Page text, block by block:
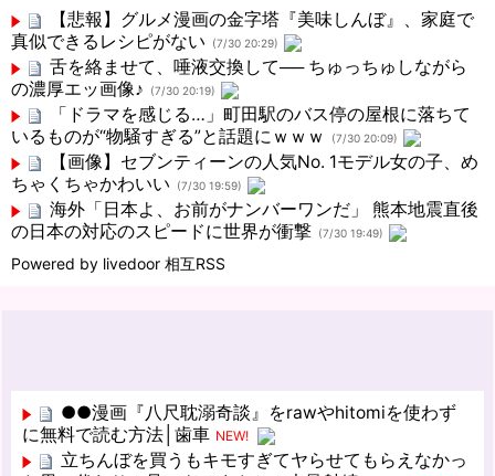
【悲報】グルメ漫画の金字塔『美味しんぼ』、家庭で
真似できるレシピがない
(7/30 20:29)
舌を絡ませて、唾液交換して── ちゅっちゅしながら
の濃厚エッ画像♪
(7/30 20:19)
「ドラマを感じる…」町田駅のバス停の屋根に落ちて
いるものが“物騒すぎる”と話題にｗｗｗ
(7/30 20:09)
【画像】セブンティーンの人気No. 1モデル女の子、め
ちゃくちゃかわいい
(7/30 19:59)
海外「日本よ、お前がナンバーワンだ」 熊本地震直後
の日本の対応のスピードに世界が衝撃 (7/30 19:49)
Powered by livedoor 相互RSS
●●漫画『八尺耽溺奇談』をrawやhitomiを使わず
に無料で読む方法│歯車 NEW!
立ちんぼを買うもキモすぎてヤらせてもらえなかっ